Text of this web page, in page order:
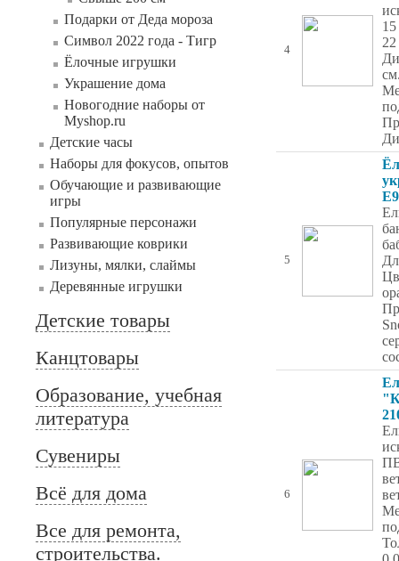
Подарки от Деда мороза
Символ 2022 года - Тигр
Ёлочные игрушки
Украшение дома
Новогодние наборы от
Myshop.ru
Детские часы
Наборы для фокусов, опытов
Обучающие и развивающие
игры
Популярные персонажи
Развивающие коврики
Лизуны, мялки, слаймы
Деревянные игрушки
Детские товары
Канцтовары
Образование, учебная
литература
Сувениры
Всё для дома
Все для ремонта,
строительства.
4
5
6